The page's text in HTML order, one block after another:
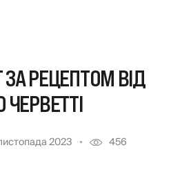
ЗА РЕЦЕПТОМ ВІД
2023 456